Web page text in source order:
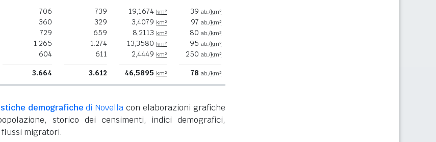
706
360
729
1.265
604
3.664
739
329
659
1.274
611
3.612
19,1674 km²
3,4079 km²
8,2113 km²
13,3580 km²
2,4449 km²
46,5895 km²
39 ab./km²
97 ab./km²
80 ab./km²
95 ab./km²
250 ab./km²
78 ab./km²
demografiche di Novella con elaborazioni grafiche
storico dei censimenti, indici demografici,
migratori.